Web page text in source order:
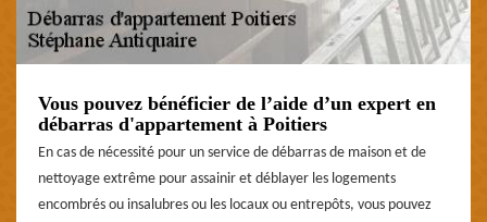
Vous pouvez bénéficier de l’aide d’un expert en
débarras d'appartement à Poitiers
En cas de nécessité pour un service de débarras de maison et de
nettoyage extrême pour assainir et déblayer les logements
encombrés ou insalubres ou les locaux ou entrepôts, vous pouvez